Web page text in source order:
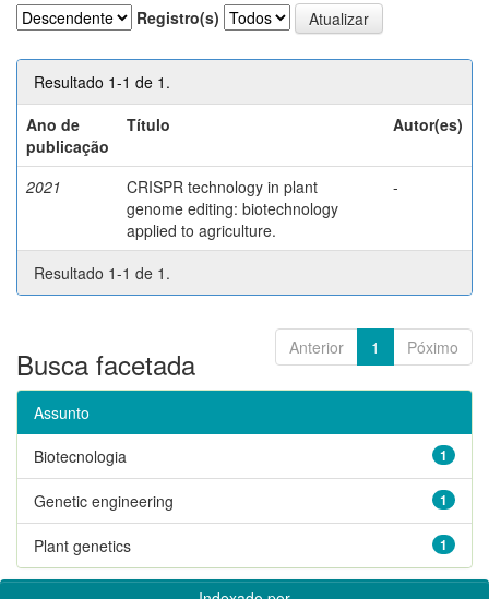
Registro(s)
Resultado 1-1 de 1.
Ano de
publicação
Título Autor(es)
2021
CRISPR technology in plant
genome editing: biotechnology
applied to agriculture.
-
Resultado 1-1 de 1.
Anterior 1 Póximo
Busca facetada
Assunto
1
Biotecnologia
1
Genetic engineering
1
Plant genetics